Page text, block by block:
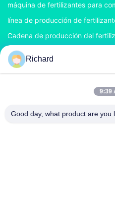
máquina de fertilizantes para
línea de producción de
Cadena de producción del
Cadena de producción del
Granulador doble del fertilizante
CONTACTA CON
Richard
9:39
Good day, what product are you